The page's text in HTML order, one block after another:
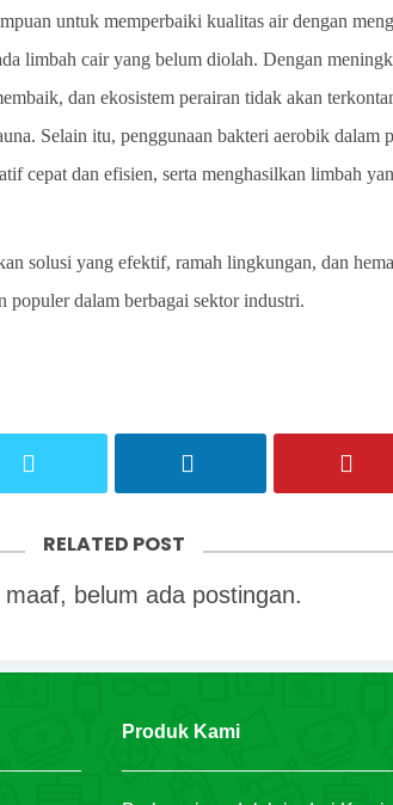
untuk memperbaiki kualitas air dengan
limbah cair yang belum diolah. Dengan
dan ekosistem perairan tidak akan
Selain itu, penggunaan bakteri aerobik dalam
cepat dan efisien, serta menghasilkan limbah
solusi yang efektif, ramah lingkungan, dan
dalam berbagai sektor industri.
RELATED POST
maaf, belum ada postingan.
Produk Kami